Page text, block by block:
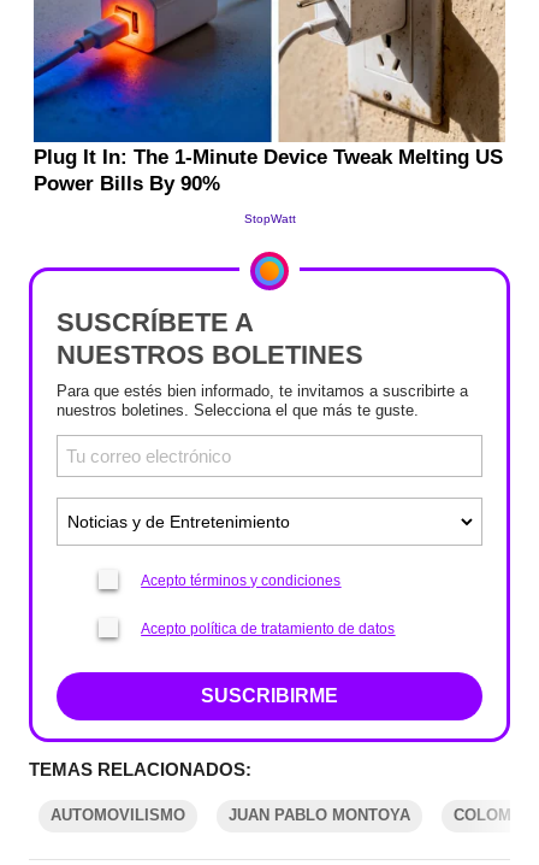
SUSCRÍBETE A
NUESTROS BOLETINES
Para que estés bien informado, te invitamos a suscribirte a
nuestros boletines. Selecciona el que más te guste.
Acepto términos y condiciones
Acepto política de tratamiento de datos
SUSCRIBIRME
TEMAS RELACIONADOS:
AUTOMOVILISMO JUAN PABLO MONTOYA